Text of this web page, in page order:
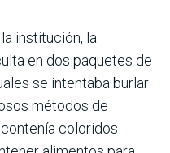
institución, la
en dos paquetes de
se intentaba burlar
métodos de
coloridos